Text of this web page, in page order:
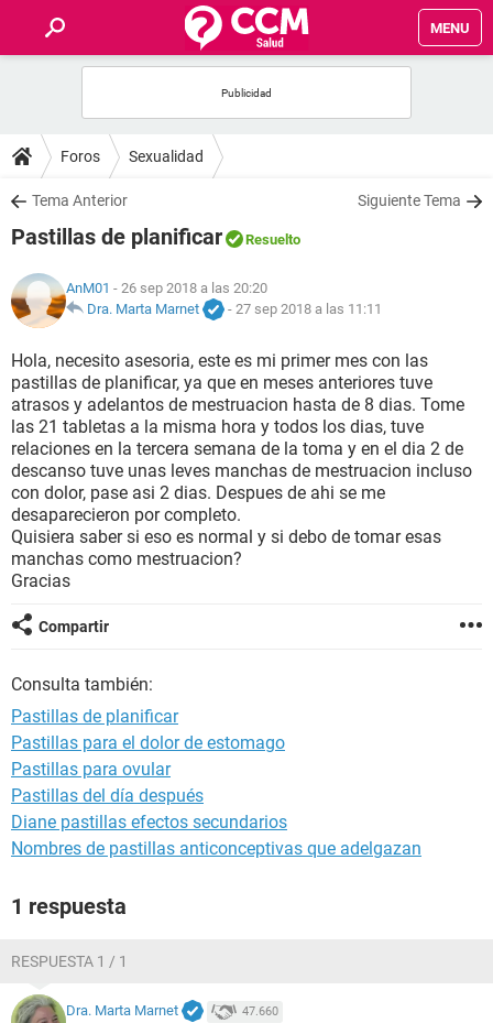
MENU
FOROS
SALUD
NUTRICIÓN
BIENESTAR
SEXUALIDAD
GLOSARIO
Foros Sexualidad
Tema Anterior Siguiente Tema
Pastillas de planificar Resuelto
AnM01 - 26 sep 2018 a las 20:20
Dra. Marta Marnet
- 27 sep 2018 a las 11:11
Hola, necesito asesoria, este es mi primer mes con las
pastillas de planificar, ya que en meses anteriores tuve
atrasos y adelantos de mestruacion hasta de 8 dias. Tome
las 21 tabletas a la misma hora y todos los dias, tuve
relaciones en la tercera semana de la toma y en el dia 2 de
descanso tuve unas leves manchas de mestruacion incluso
con dolor, pase asi 2 dias. Despues de ahi se me
desaparecieron por completo.
Quisiera saber si eso es normal y si debo de tomar esas
manchas como mestruacion?
Gracias
Compartir
Consulta también:
Pastillas de planificar
Pastillas para el dolor de estomago
Pastillas para ovular
Pastillas del día después
Diane pastillas efectos secundarios
Nombres de pastillas anticonceptivas que adelgazan
1 respuesta
RESPUESTA 1 / 1
Dra. Marta Marnet 47.660